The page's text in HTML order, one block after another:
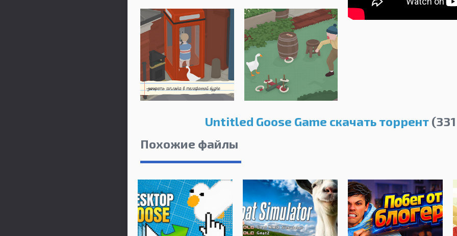
Untitled Goose Game скачать торрент
Похожие файлы